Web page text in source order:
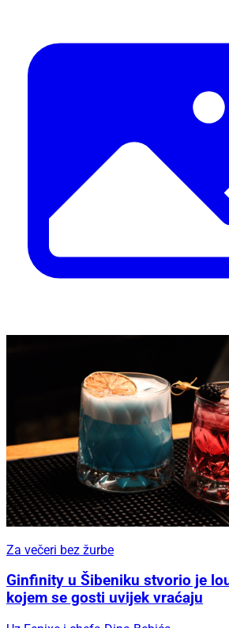
Za večeri bez žurbe
Ginfinity u Šibeniku stvorio je
kojem se gosti uvijek vraćaju